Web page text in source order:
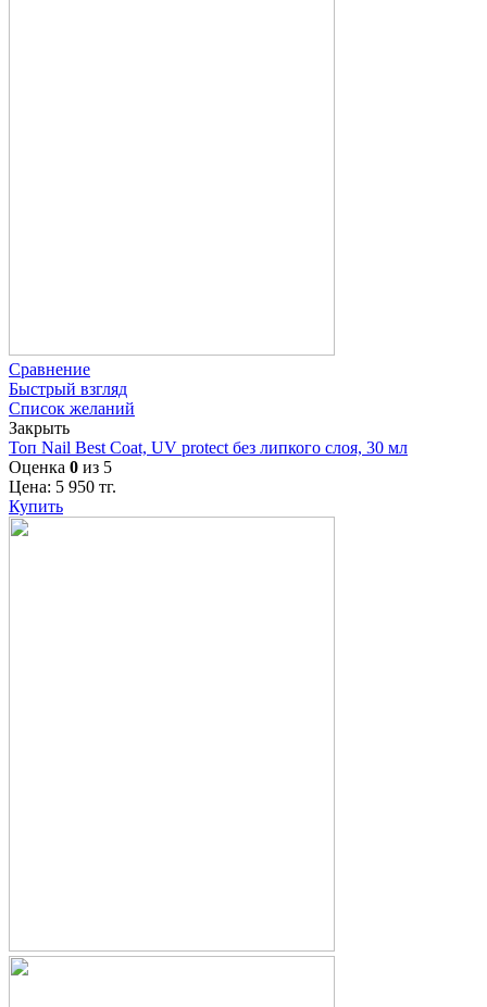
Сравнение
Быстрый взгляд
Список желаний
Закрыть
Топ Nail Best Coat, UV protect без липкого слоя, 30 мл
Оценка 0 из 5
Цена: 5 950 тг.
Купить